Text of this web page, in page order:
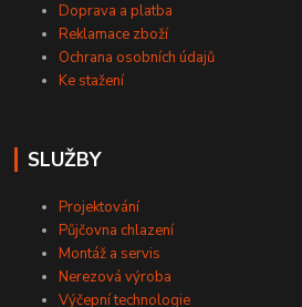
Doprava a platba
Reklamace zboží
Ochrana osobních údajů
Ke stažení
SLUŽBY
Projektování
Půjčovna chlazení
Montáž a servis
Nerezová výroba
Výčepní technologie